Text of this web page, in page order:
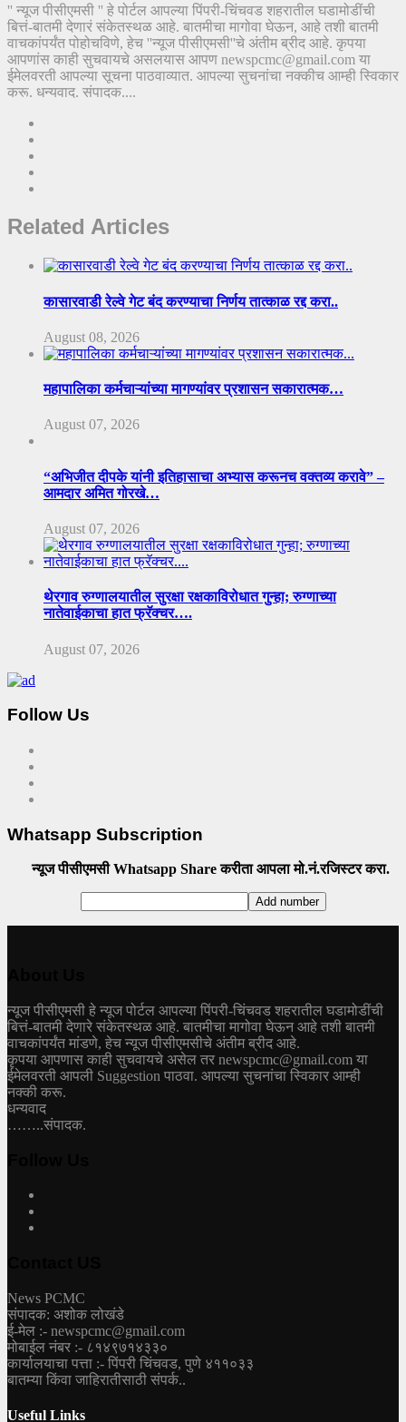
'' न्यूज पीसीएमसी '' हे पोर्टल आपल्या पिंपरी-चिंचवड शहरातील घडामोडींची
बित्तं-बातमी देणारं संकेतस्थळ आहे. बातमीचा मागोवा घेऊन, आहे तशी बातमी
वाचकांपर्यंत पोहोचविणे, हेच ''न्यूज पीसीएमसी''चे अंतीम ब्रीद आहे. कृपया
आपणांस काही सुचवायचे असलयास आपण newspcmc@gmail.com या
ईमेलवरती आपल्या सूचना पाठवाव्यात. आपल्या सुचनांचा नक्कीच आम्ही स्विकार
करू. धन्यवाद. संपादक....
Related Articles
कासारवाडी रेल्वे गेट बंद करण्याचा निर्णय तात्काळ रद्द करा..
August 08, 2026
महापालिका कर्मचाऱ्यांच्या मागण्यांवर प्रशासन सकारात्मक…
August 07, 2026
“अभिजीत दीपके यांनी इतिहासाचा अभ्यास करूनच वक्तव्य करावे” –
आमदार अमित गोरखे…
August 07, 2026
थेरगाव रुग्णालयातील सुरक्षा रक्षकाविरोधात गुन्हा; रुग्णाच्या
नातेवाईकाचा हात फ्रॅक्चर….
August 07, 2026
Follow Us
Whatsapp Subscription
न्यूज पीसीएमसी Whatsapp Share करीता आपला मो.नं.रजिस्टर करा.
न्यूज पीसीएमसी हे न्यूज पोर्टल आपल्या पिंपरी-चिंचवड शहरातील घडामोडींची
बित्तं-बातमी देणारे संकेतस्थळ आहे. बातमीचा मागोवा घेऊन आहे तशी बातमी
वाचकांपर्यंत मांडणे, हेच न्यूज पीसीएमसीचे अंतीम ब्रीद आहे.
कृपया आपणास काही सुचवायचे असेल तर newspcmc@gmail.com या
ईमेलवरती आपली Suggestion पाठवा. आपल्या सुचनांचा स्विकार आम्ही
नक्की करू.
धन्यवाद
……..संपादक.
News PCMC
संपादक: अशोक लोखंडे
ई-मेल :- newspcmc@gmail.com
मोबाईल नंबर :- ८१४९७१४३३०
कार्यालयाचा पत्ता :- पिंपरी चिंचवड, पुणे ४११०३३
बातम्या किंवा जाहिरातीसाठी संपर्क..
Useful Links